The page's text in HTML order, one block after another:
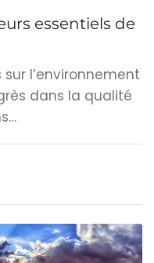
essentiels de
sur l’environnement
dans la qualité